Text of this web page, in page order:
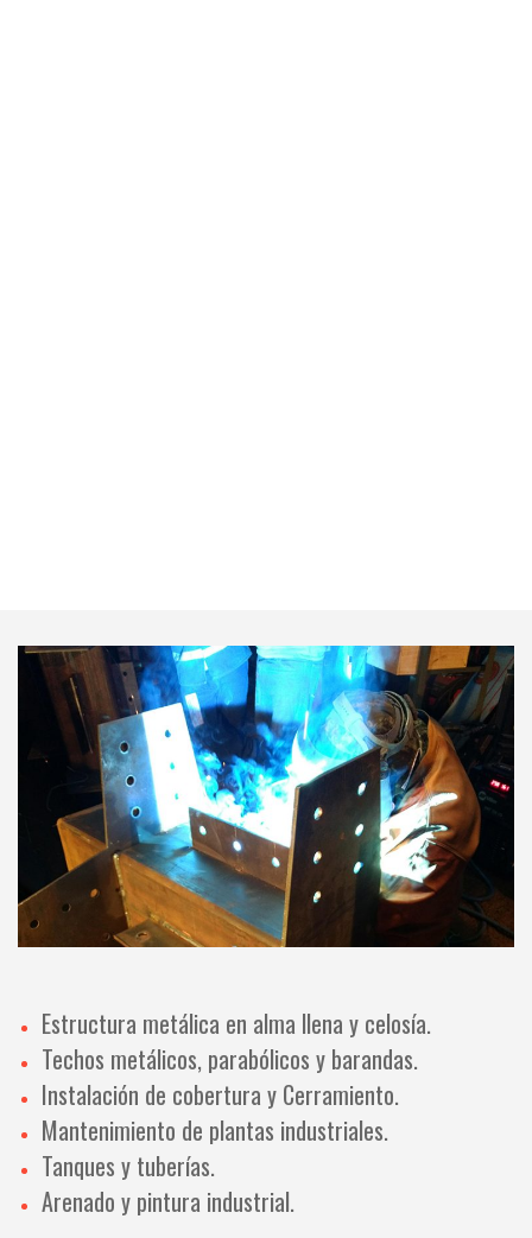
Estructura metálica en alma llena y celosía.
Techos metálicos, parabólicos y barandas.
Instalación de cobertura y Cerramiento.
Mantenimiento de plantas industriales.
Tanques y tuberías.
Arenado y pintura industrial.